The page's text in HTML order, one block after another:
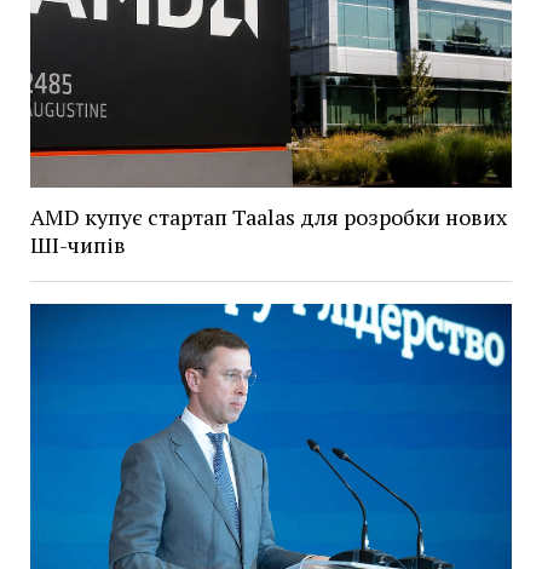
AMD купує стартап Taalas для розробки нових
ШІ-чипів